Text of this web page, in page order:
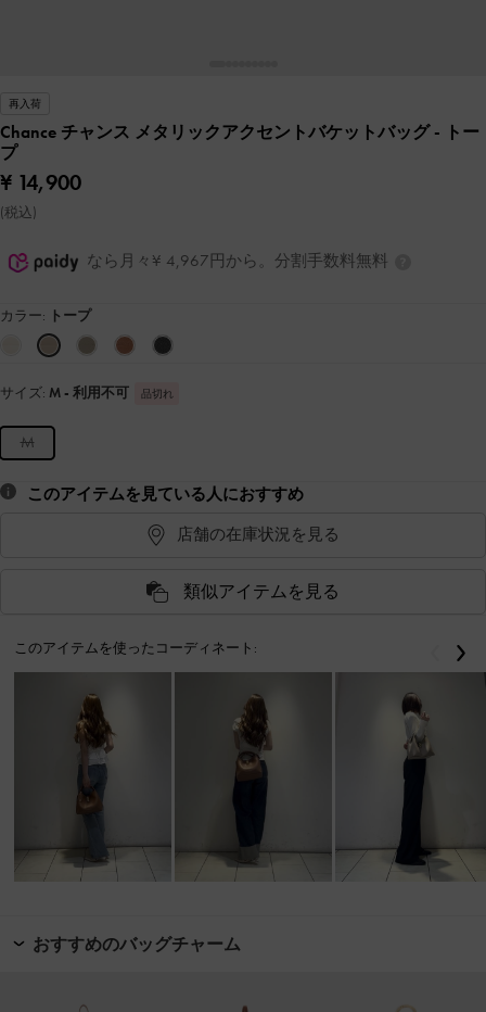
再入荷
Chance チャンス メタリックアクセントバケットバッグ- トー
プ
¥ 14,900
(税込)
なら月々¥ 4,967円から。分割手数料無料
カラー: トープ
サイズ: M - 利用不可 品切れ
M
このアイテムを見ている人におすすめ
店舗の在庫状況を見る
類似アイテムを見る
このアイテムを使ったコーディネート: 戻る
おすすめのバッグチャーム